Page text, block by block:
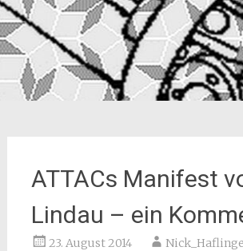
ATTACs Manifest
Lindau – ein
23. August 2014